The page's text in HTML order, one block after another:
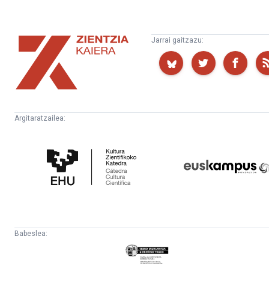
Zientzia
Kaiera
Jarrai gaitzazu:
Argitaratzailea:
Zientifikoko
Katedra
Babeslea:
Eusko
Jaurlaritza